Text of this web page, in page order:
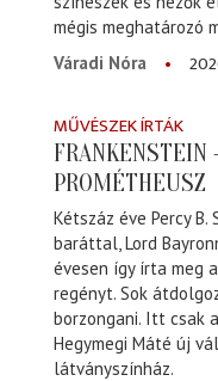
mégis meghatározó
Váradi Nóra
MŰVÉSZEK ÍRTÁK
FRANKENSTEIN
PROMÉTHEUSZ
Kétszáz éve Percy
baráttal, Lord
évesen így írta meg
regényt. Sok
borzongani. Itt csak
Hegymegi Máté új
látványszínház.